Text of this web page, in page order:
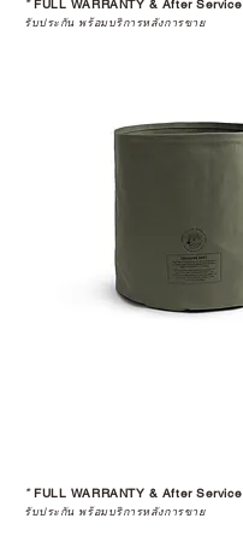
* FULL WARRANTY & After Service
รับประกัน พร้อมบริการหลังการขาย
*FULL WARRANTY & After Service
รับประกัน พร้อมบริการหลังการขาย